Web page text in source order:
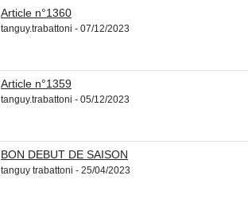
Article n°1360
tanguy.trabattoni - 07/12/2023
Article n°1359
tanguy.trabattoni - 05/12/2023
BON DEBUT DE SAISON
tanguy trabattoni - 25/04/2023